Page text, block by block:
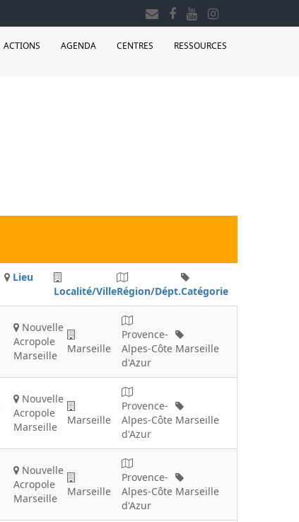
ACTIONS AGENDA CENTRES RESSOURCES
Lieu
Localité/VilleRégion/Dépt.Catégorie
Nouvelle
Acropole
Marseille
Marseille
Provence-
Alpes-Côte
d'Azur
Marseille
Nouvelle
Acropole
Marseille
Marseille
Provence-
Alpes-Côte
d'Azur
Marseille
Nouvelle
Acropole
Marseille
Marseille
Provence-
Alpes-Côte
d'Azur
Marseille